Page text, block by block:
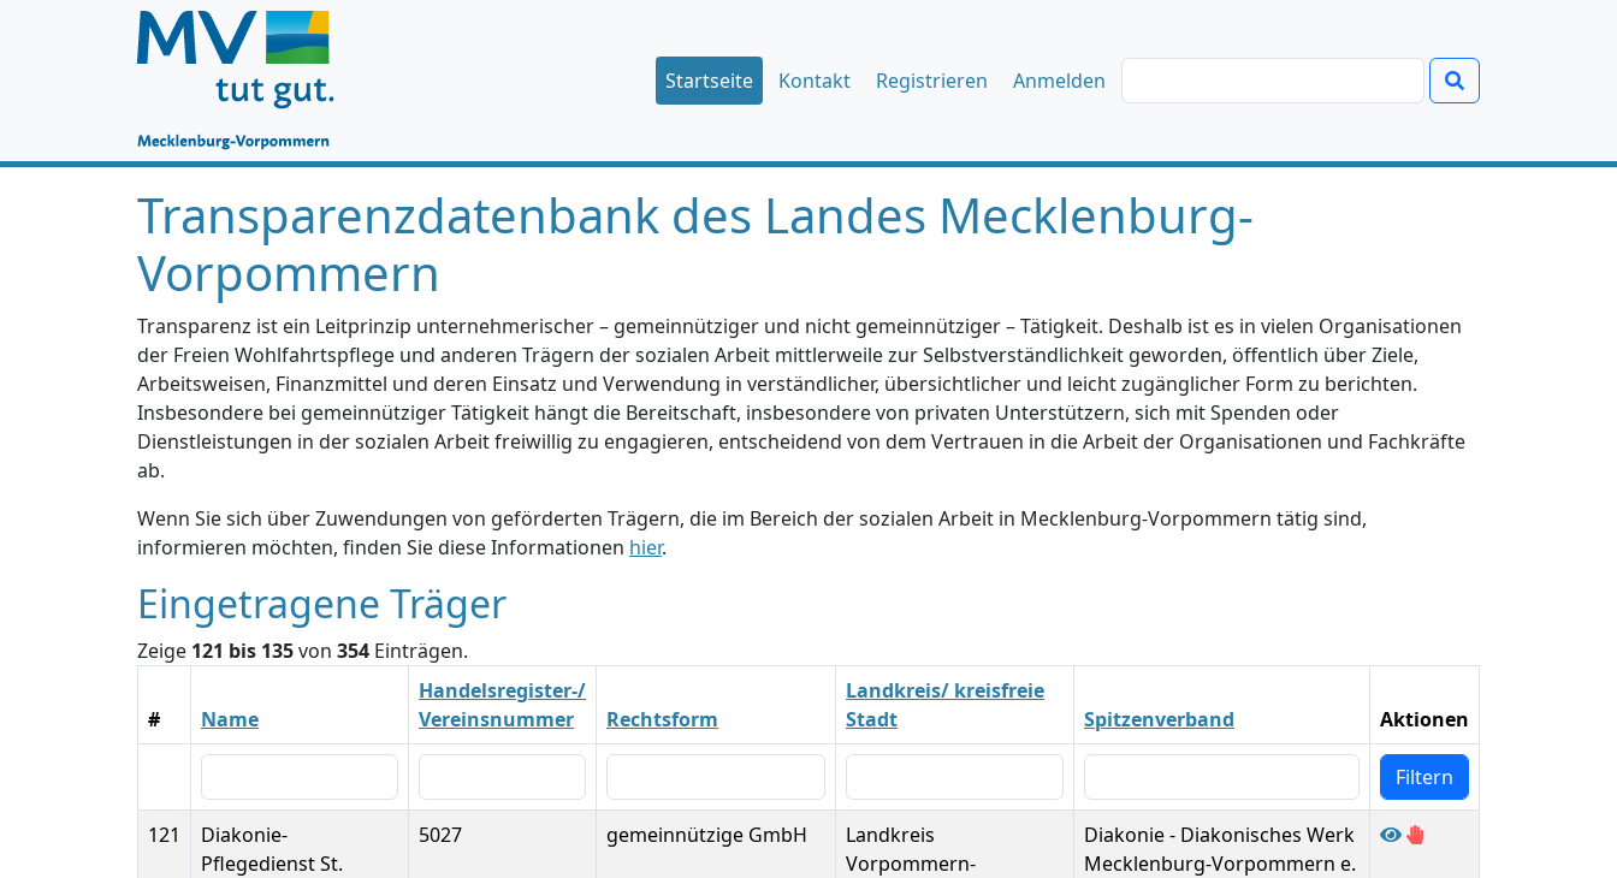
Startseite Kontakt Registrieren Anmelden
Transparenzdatenbank des Landes Mecklenburg-
Vorpommern
Transparenz ist ein Leitprinzip unternehmerischer – gemeinnütziger und nicht gemeinnütziger – Tätigkeit. Deshalb ist es in vielen Organisationen
der Freien Wohlfahrtspflege und anderen Trägern der sozialen Arbeit mittlerweile zur Selbstverständlichkeit geworden, öffentlich über Ziele,
Arbeitsweisen, Finanzmittel und deren Einsatz und Verwendung in verständlicher, übersichtlicher und leicht zugänglicher Form zu berichten.
Insbesondere bei gemeinnütziger Tätigkeit hängt die Bereitschaft, insbesondere von privaten Unterstützern, sich mit Spenden oder
Dienstleistungen in der sozialen Arbeit freiwillig zu engagieren, entscheidend von dem Vertrauen in die Arbeit der Organisationen und Fachkräfte
ab.
Wenn Sie sich über Zuwendungen von geförderten Trägern, die im Bereich der sozialen Arbeit in Mecklenburg-Vorpommern tätig sind,
informieren möchten, finden Sie diese Informationen hier.
Eingetragene Träger
Zeige 121 bis 135von 354 Einträgen.
# Name
Handelsregister-/
Vereinsnummer
Rechtsform
Landkreis/ kreisfreie
Stadt
Spitzenverband Aktionen
121
Diakonie-
Pflegedienst St.
5027 gemeinnützige GmbH
Landkreis
Vorpommern-
Diakonie - Diakonisches Werk
Mecklenburg-Vorpommern e.